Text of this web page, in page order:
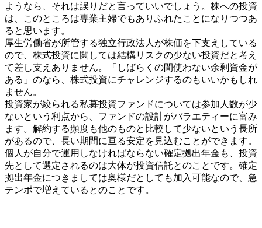
ようなら、それは誤りだと言っていいでしょう。株への投資
は、このところは専業主婦でもありふれたことになりつつあ
ると思います。
厚生労働省が所管する独立行政法人が株価を下支えしている
ので、株式投資に関しては結構リスクの少ない投資だと考え
て差し支えありません。「しばらくの間使わない余剰資金が
ある」のなら、株式投資にチャレンジするのもいいかもしれ
ません。
投資家が絞られる私募投資ファンドについては参加人数が少
ないという利点から、ファンドの設計がバラエティーに富み
ます。解約する頻度も他のものと比較して少ないという長所
があるので、長い期間に亘る安定を見込むことができます。
個人が自分で運用しなければならない確定拠出年金も、投資
先として選定されるのは大体が投資信託とのことです。確定
拠出年金につきましては奥様だとしても加入可能なので、急
テンポで増えているとのことです。